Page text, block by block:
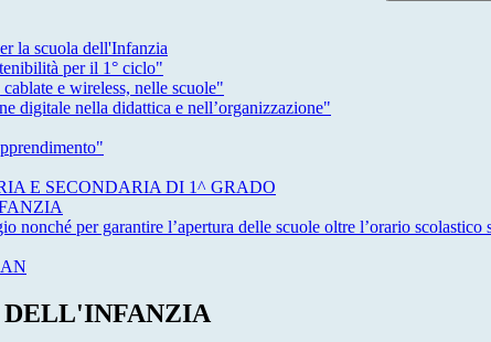
la scuola dell'Infanzia
per il 1° ciclo"
e wireless, nelle scuole"
digitale nella didattica e nell’organizzazione"
E SECONDARIA DI 1^ GRADO
nonché per garantire l’apertura delle scuole oltre l’orario
DELL'INFANZIA